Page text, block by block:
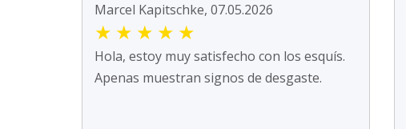
Marcel Kapitschke, 07.05.2026
★ ★ ★ ★ ★
Hola, estoy muy satisfecho con los esquís.
Apenas muestran signos de desgaste.